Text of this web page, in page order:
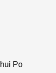
Po